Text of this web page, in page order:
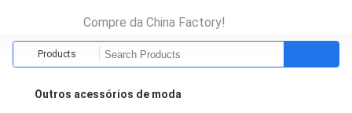
Compre da China Factory!
Products
Outros acessórios de moda